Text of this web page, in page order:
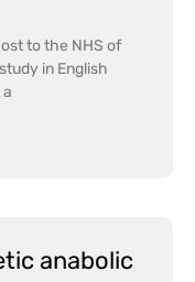
to the NHS of
in English
anabolic